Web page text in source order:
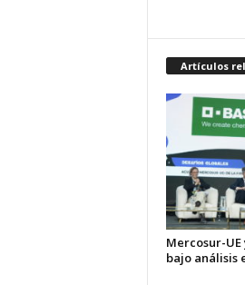
Artículos
Mercosur-
bajo análisis